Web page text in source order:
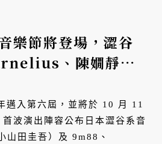
樂節將登場，澀谷
、陳嫺靜等
邁入第六屆，並將於 10 月 11
波演出陣容公布日本澀谷系音
山田圭吾）及 9m88、